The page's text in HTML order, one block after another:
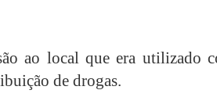
ao local que era utilizado
de drogas.